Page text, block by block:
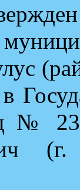
№
(г.